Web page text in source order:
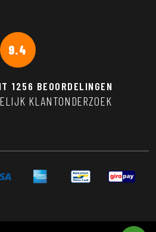
9.4
1256 BEOORDELINGEN
KLANTONDERZOEK